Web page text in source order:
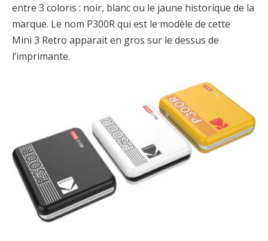
entre 3 coloris : noir, blanc ou le jaune historique de la
marque. Le nom P300R qui est le modèle de cette
Mini 3 Retro apparait en gros sur le dessus de
l’imprimante.